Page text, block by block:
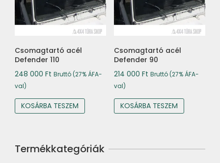
Csomagtartó acél
Defender 110
248 000 Ft Bruttó (27% ÁFA-
val)
KOSÁRBA TESZEM
Csomagtartó acél
Defender 90
214 000 Ft Bruttó (27% ÁFA-
val)
KOSÁRBA TESZEM
Termékkategóriák